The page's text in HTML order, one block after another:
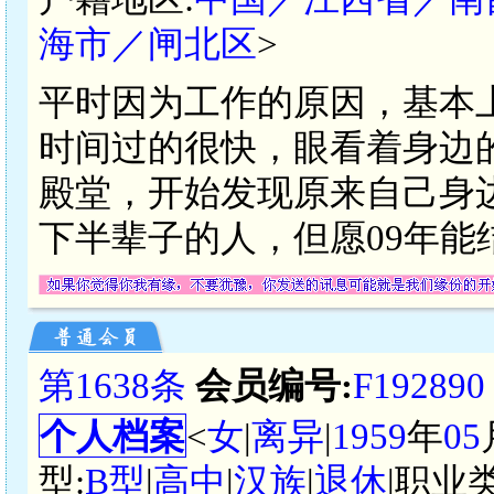
海市／闸北区>
平时因为工作的原因，基本
时间过的很快，眼看着身
殿堂，开始发现原来自己
下半辈子的人，但愿09年能
第1638条 会员编号:F192890
个人档案<女|离异|1959年05
型:B型|高中|汉族|退休|职业